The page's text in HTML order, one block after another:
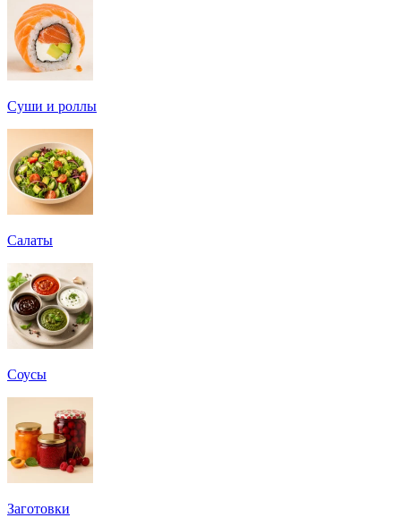
Суши и роллы
Салаты
Соусы
Заготовки